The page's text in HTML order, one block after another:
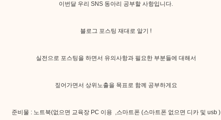
이번달 우리 SNS 동아리 공부할 사항입니다.
블로그 포스팅 재대로 알기 !
실전으로 포스팅을 하면서 유의사항과 필요한 부분들에 대해서
짚어가면서 상위노출을 목표로 함께 공부하게요
준비물 : 노트북(없으면 교육장 PC 이용 ,스마트폰 (스마트폰 없으면 디카 및 usb )